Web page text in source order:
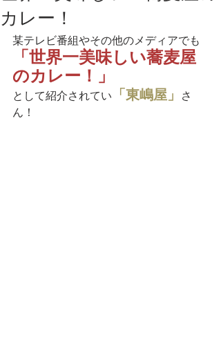
カレー！
某テレビ番組やその他のメディアでも
「世界一美味しい蕎麦屋
のカレー！」
として紹介されてい 「東嶋屋」
さ
ん！